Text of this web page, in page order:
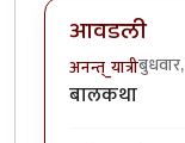
आवडली
अनन्त्_यात्री
बालकथा